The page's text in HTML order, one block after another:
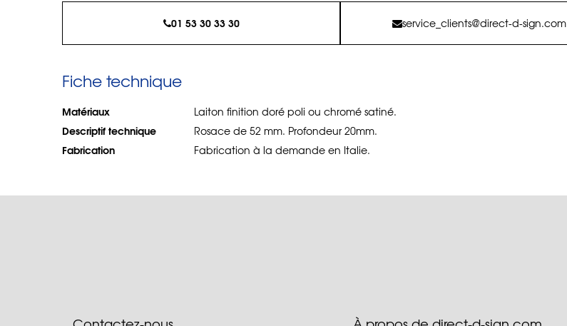
01 53 30 33 30 service_clients@direct-d-sign.com
Fiche technique
Matériaux Laiton finition doré poli ou chromé satiné.
Descriptif technique Rosace de 52 mm. Profondeur 20mm.
Fabrication Fabrication à la demande en Italie.